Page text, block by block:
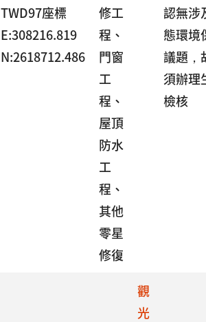
TWD97座標
E:308216.819
N:2618712.486
修工
程、
門窗
工
程、
屋頂
防水
工
程、
其他
零星
修復
認無涉
態環境
議題，
須辦理
檢核
觀
光